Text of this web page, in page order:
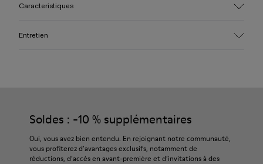
Caracteristiques
Semelle intérieure OrthoLite® Recycled™
73 % cuir, 27 % textile (45 % polyester recyclé - 35 % coton
recyclé - 20 % viscose)
Entretien
durabilité accrue de vos chaussures.
Pour obtenir des instructions détaillées sur l’entretien de
Soldes : -10 % supplémentaires
Oui, vous avez bien entendu. En rejoignant notre communauté,
vous profiterez d’avantages exclusifs, notamment de
réductions, d’accès en avant-première et d’invitations à des